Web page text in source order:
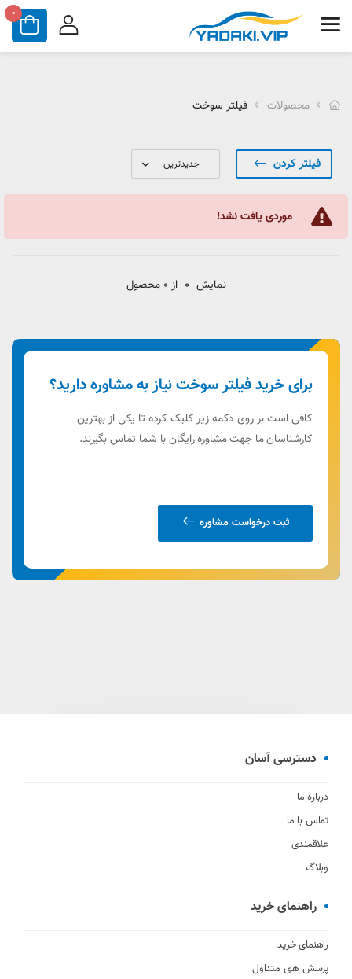
0
محصولات فیلتر سوخت
فیلتر کردن
موردی یافت نشد!
نمایش 0 از 0 محصول
برای خرید فیلتر سوخت نیاز به مشاوره دارید؟
کافی است بر روی دکمه زیر کلیک کرده تا یکی از بهترین
کارشناسان ما جهت مشاوره رایگان با شما تماس بگیرند.
ثبت درخواست مشاوره
دسترسی آسان
درباره ما
تماس با ما
علاقمندی
وبلاگ
راهنمای خرید
راهنمای خرید
پرسش های متداول